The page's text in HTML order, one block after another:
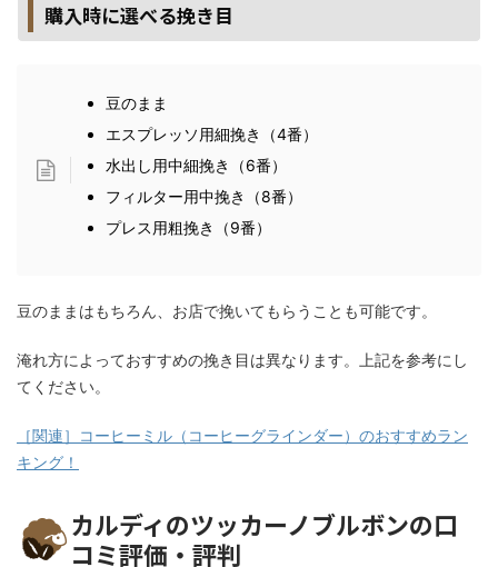
購入時に選べる挽き目
豆のまま
エスプレッソ用細挽き（4番）
水出し用中細挽き（6番）
フィルター用中挽き（8番）
プレス用粗挽き（9番）
豆のままはもちろん、お店で挽いてもらうことも可能です。
淹れ方によっておすすめの挽き目は異なります。上記を参考にし
てください。
［関連］コーヒーミル（コーヒーグラインダー）のおすすめラン
キング！
カルディのツッカーノブルボンの口
コミ評価・評判